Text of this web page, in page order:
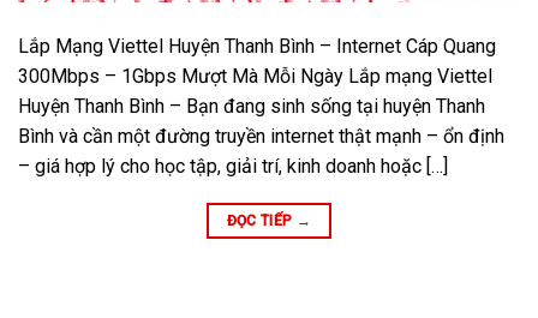
Lắp Mạng Viettel Huyện Thanh Bình – Internet Cáp Quang
300Mbps – 1Gbps Mượt Mà Mỗi Ngày Lắp mạng Viettel
Huyện Thanh Bình – Bạn đang sinh sống tại huyện Thanh
Bình và cần một đường truyền internet thật mạnh – ổn định
– giá hợp lý cho học tập, giải trí, kinh doanh hoặc […]
ĐỌC TIẾP →